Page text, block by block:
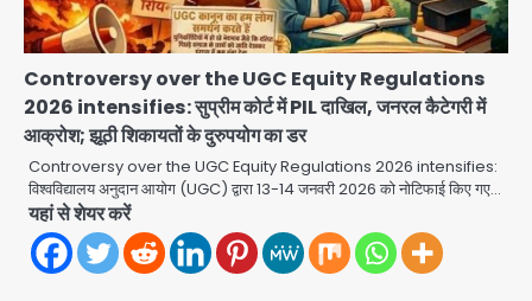
Controversy over the UGC Equity Regulations
2026 intensifies: सुप्रीम कोर्ट में PIL दाखिल, जनरल कैटेगरी में
आक्रोश; झूठी शिकायतों के दुरुपयोग का डर
Controversy over the UGC Equity Regulations 2026 intensifies:
विश्वविद्यालय अनुदान आयोग (UGC) द्वारा 13-14 जनवरी 2026 को नोटिफाई किए गए…
यहां से शेयर करें
4
Noida Bal Bharati School
Notice: सेक्टर-21 के बाल भारती स्कूल में
बिना खिड़की-वेंटिलेशन बेसमेंट में चल रही थी
8वीं की क्लास, NCPCR की शिकायत पर
भेजा नोटिस
Avinash Kumar
5
Rahul Gandhi Prayagraj Visit:
राहुल गांधी प्रयागराज पहुंचे, साथ में प्रियंका की
बेटी मिराया; केपी ग्राउंड में छात्रों से संवाद,
Avinash Kumar
Noida Sector 105: हाई कोर्ट जज व पूर्व